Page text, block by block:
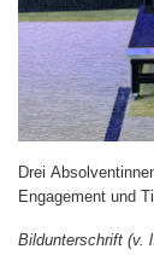
Drei
Engagement und
Bildunterschrift (v.